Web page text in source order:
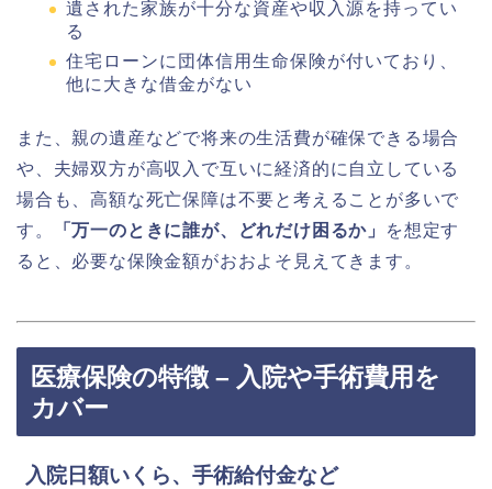
遺された家族が十分な資産や収入源を持ってい
る
住宅ローンに団体信用生命保険が付いており、
他に大きな借金がない
また、親の遺産などで将来の生活費が確保できる場合
や、夫婦双方が高収入で互いに経済的に自立している
場合も、高額な死亡保障は不要と考えることが多いで
す。
「万一のときに誰が、どれだけ困るか」
を想定す
ると、必要な保険金額がおおよそ見えてきます。
医療保険の特徴 – 入院や手術費用を
カバー
入院日額いくら、手術給付金など